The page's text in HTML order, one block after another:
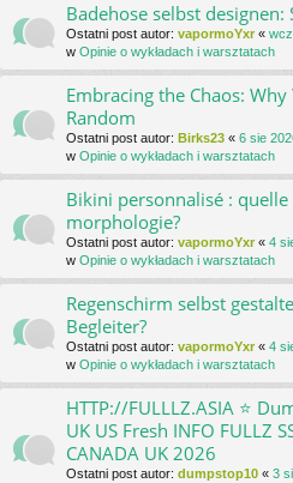
Badehose selbst designen:
Ostatni post autor: vapormoYxr «
w Opinie o wykładach i warsztatach
Embracing the Chaos:
Random
Ostatni post autor: Birks23 « 6 sie
w Opinie o wykładach i warsztatach
Bikini personnalisé :
morphologie?
Ostatni post autor: vapormoYxr « 4
w Opinie o wykładach i warsztatach
Regenschirm selbst
Begleiter?
Ostatni post autor: vapormoYxr « 4
w Opinie o wykładach i warsztatach
HTTP://FULLLZ.ASIA ⭐️
UK US Fresh INFO FULLZ
CANADA UK 2026
Ostatni post autor: dumpstop10 « 3